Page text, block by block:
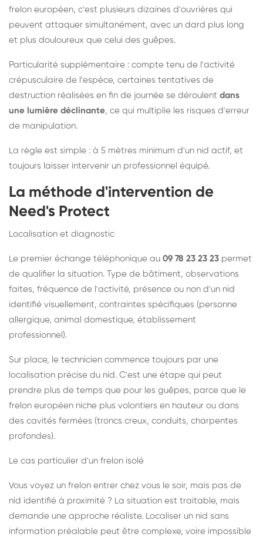
frelon européen, c'est plusieurs dizaines d'ouvrières qui
peuvent attaquer simultanément, avec un dard plus long
et plus douloureux que celui des guêpes.
Particularité supplémentaire : compte tenu de l'activité
crépusculaire de l'espèce, certaines tentatives de
destruction réalisées en fin de journée se déroulent dans
une lumière déclinante, ce qui multiplie les risques d'erreur
de manipulation.
La règle est simple : à 5 mètres minimum d'un nid actif, et
toujours laisser intervenir un professionnel équipé.
La méthode d'intervention de
Need's Protect
Localisation et diagnostic
Le premier échange téléphonique au 09 78 23 23 23 permet
de qualifier la situation. Type de bâtiment, observations
faites, fréquence de l'activité, présence ou non d'un nid
identifié visuellement, contraintes spécifiques (personne
allergique, animal domestique, établissement
professionnel).
Sur place, le technicien commence toujours par une
localisation précise du nid. C'est une étape qui peut
prendre plus de temps que pour les guêpes, parce que le
frelon européen niche plus volontiers en hauteur ou dans
des cavités fermées (troncs creux, conduits, charpentes
profondes).
Le cas particulier d'un frelon isolé
Vous voyez un frelon entrer chez vous le soir, mais pas de
nid identifié à proximité ? La situation est traitable, mais
demande une approche réaliste. Localiser un nid sans
information préalable peut être complexe, voire impossible